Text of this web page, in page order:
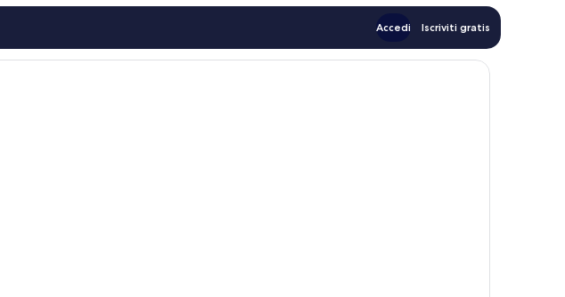
Accedi Iscriviti gratis